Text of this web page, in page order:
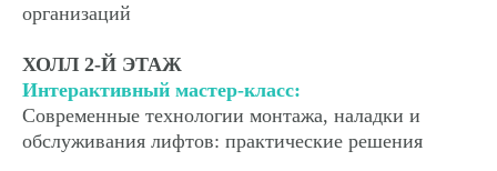
организаций
ХОЛЛ 2-Й ЭТАЖ
Интерактивный мастер-класс:
Современные технологии монтажа, наладки и
обслуживания лифтов: практические решения